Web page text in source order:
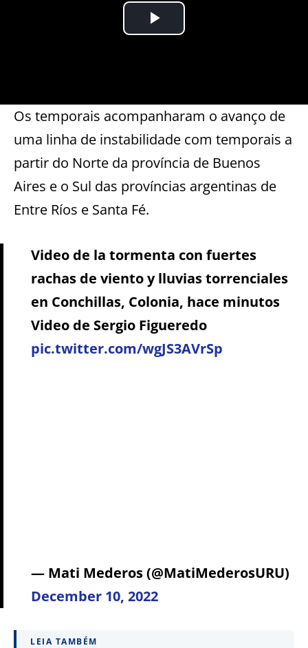
Os temporais acompanharam o avanço de
uma linha de instabilidade com temporais a
partir do Norte da província de Buenos
Aires e o Sul das províncias argentinas de
Entre Ríos e Santa Fé.
Video de la tormenta con fuertes
rachas de viento y lluvias torrenciales
en Conchillas, Colonia, hace minutos
Video de Sergio Figueredo
pic.twitter.com/wgJS3AVrSp
— Mati Mederos (@MatiMederosURU)
December 10, 2022
LEIA TAMBÉM